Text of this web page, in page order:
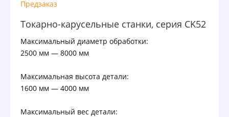
Предзаказ
Токарно-карусельные станки, серия CK52
Максимальный диаметр обработки:
2500 мм — 8000 мм
Максимальная высота детали:
1600 мм — 4000 мм
Максимальный вес детали: